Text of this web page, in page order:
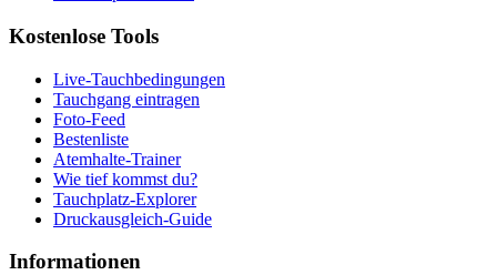
Kostenlose Tools
Live-Tauchbedingungen
Tauchgang eintragen
Foto-Feed
Bestenliste
Atemhalte-Trainer
Wie tief kommst du?
Tauchplatz-Explorer
Druckausgleich-Guide
Informationen